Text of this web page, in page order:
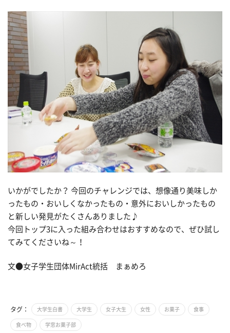
いかがでしたか？ 今回のチャレンジでは、想像通り美味しか
ったもの・おいしくなかったもの・意外においしかったもの
と新しい発見がたくさんありました♪
今回トップ3に入った組み合わせはおすすめなので、ぜひ試し
てみてくださいね～！
文●女子学生団体MirAct統括 まぁめろ
タグ： 大学生白書 大学生 女子大生 女性 お菓子 食事
食べ物 学窓お菓子部